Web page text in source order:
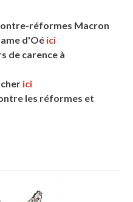
réformes Macron
d'Oé ici
de carence à
ici
les réformes et